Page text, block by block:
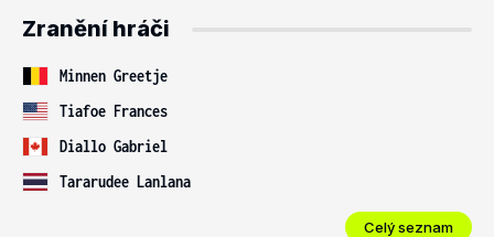
Zranění hráči
Minnen Greetje
Tiafoe Frances
Diallo Gabriel
Tararudee Lanlana
Celý seznam